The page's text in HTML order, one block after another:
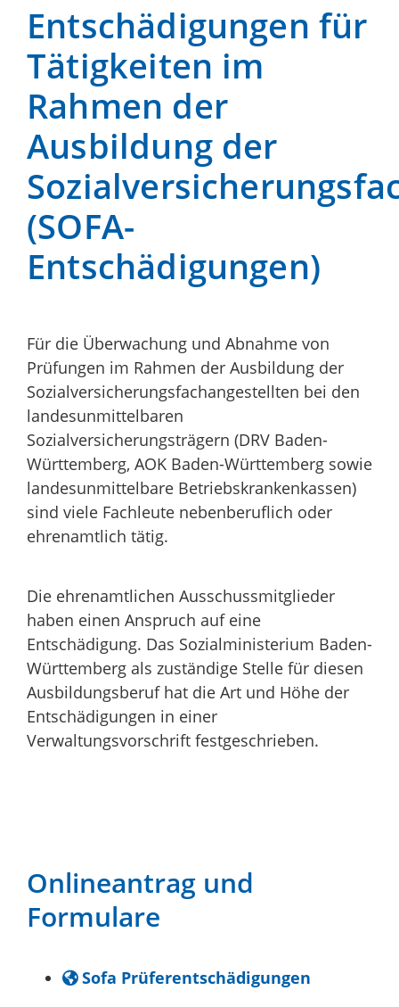
Entschädigungen für
Tätigkeiten im
Rahmen der
Ausbildung der
(SOFA-
Entschädigungen)
Für die Überwachung und Abnahme von
Prüfungen im Rahmen der Ausbildung der
Sozialversicherungsfachangestellten bei den
landesunmittelbaren
Sozialversicherungsträgern (DRV Baden-
Württemberg, AOK Baden-Württemberg sowie
landesunmittelbare Betriebskrankenkassen)
sind viele Fachleute nebenberuflich oder
ehrenamtlich tätig.
Die ehrenamtlichen Ausschussmitglieder
haben einen Anspruch auf eine
Entschädigung. Das Sozialministerium Baden-
Württemberg als zuständige Stelle für diesen
Ausbildungsberuf hat die Art und Höhe der
Entschädigungen in einer
Verwaltungsvorschrift festgeschrieben.
Onlineantrag und
Formulare
Sofa Prüferentschädigungen